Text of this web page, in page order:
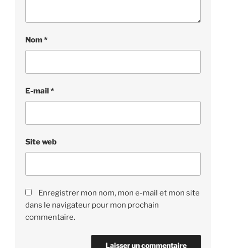
Nom*
E-mail *
Site web
Enregistrer mon nom, mon e-mail et mon site
dans le navigateur pour mon prochain
commentaire.